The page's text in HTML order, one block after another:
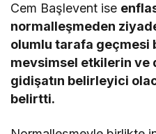
Cem Başlevent ise
normalleşmeden
olumlu tarafa geçmesi
mevsimsel etkilerin ve
gidişatın belirleyici
belirtti.